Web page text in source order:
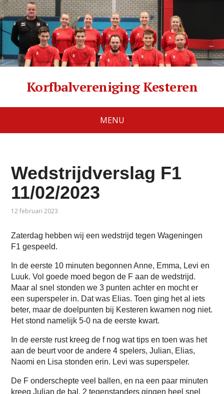
Korfbalvereniging Kesteren
MENU
Wedstrijdverslag F1
11/02/2023
12 februari 2023
Zaterdag hebben wij een wedstrijd tegen Wageningen
F1 gespeeld.
In de eerste 10 minuten begonnen Anne, Emma, Levi en
Luuk. Vol goede moed begon de F aan de wedstrijd.
Maar al snel stonden we 3 punten achter en mocht er
een superspeler in. Dat was Elias. Toen ging het al iets
beter, maar de doelpunten bij Kesteren kwamen nog niet.
Het stond namelijk 5-0 na de eerste kwart.
In de eerste rust kreeg de f nog wat tips en toen was het
aan de beurt voor de andere 4 spelers, Julian, Elias,
Naomi en Lisa stonden erin. Levi was superspeler.
De F onderschepte veel ballen, en na een paar minuten
kreeg Julian de bal. 2 tegenstanders gingen heel snel